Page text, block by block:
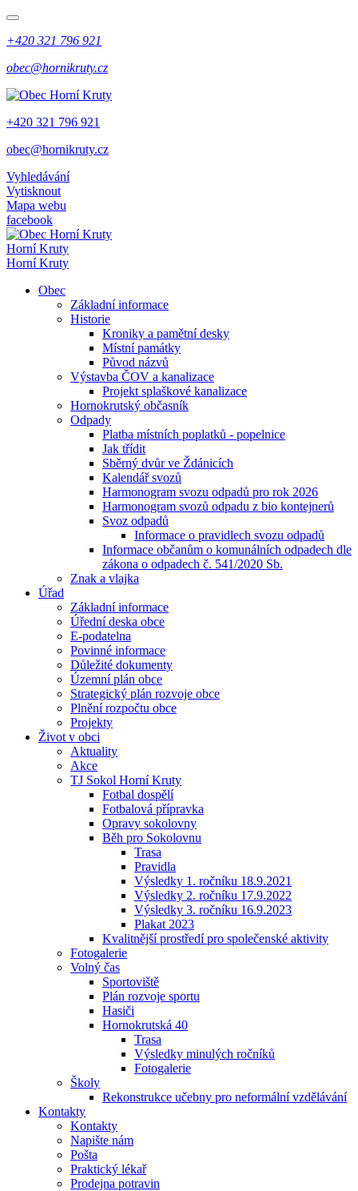
+420 321 796 921
obec@hornikruty.cz
+420 321 796 921
obec@hornikruty.cz
Vyhledávání
Vytisknout
Mapa webu
facebook
Horní Kruty
Horní Kruty
Obec
Základní informace
Historie
Kroniky a pamětní desky
Místní památky
Původ názvů
Výstavba ČOV a kanalizace
Projekt splaškové kanalizace
Hornokrutský občasník
Odpady
Platba místních poplatků - popelnice
Jak třídit
Sběrný dvůr ve Ždánicích
Kalendář svozů
Harmonogram svozu odpadů pro rok 2026
Harmonogram svozů odpadu z bio kontejnerů
Svoz odpadů
Informace o pravidlech svozu odpadů
Informace občanům o komunálních odpadech dle
zákona o odpadech č. 541/2020 Sb.
Znak a vlajka
Úřad
Základní informace
Úřední deska obce
E-podatelna
Povinné informace
Důležité dokumenty
Územní plán obce
Strategický plán rozvoje obce
Plnění rozpočtu obce
Projekty
Život v obci
Aktuality
Akce
TJ Sokol Horní Kruty
Fotbal dospělí
Fotbalová přípravka
Opravy sokolovny
Běh pro Sokolovnu
Trasa
Pravidla
Výsledky 1. ročníku 18.9.2021
Výsledky 2. ročníku 17.9.2022
Výsledky 3. ročníku 16.9.2023
Plakat 2023
Kvalitnější prostředí pro společenské aktivity
Fotogalerie
Volný čas
Sportoviště
Plán rozvoje sportu
Hasiči
Hornokrutská 40
Trasa
Výsledky minulých ročníků
Fotogalerie
Školy
Rekonstrukce učebny pro neformální vzdělávání
Kontakty
Kontakty
Napište nám
Pošta
Praktický lékař
Prodejna potravin